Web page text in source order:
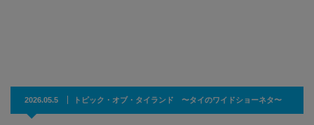
2026.05.5 トピック・オブ・タイランド 〜タイのワイドショーネタ〜